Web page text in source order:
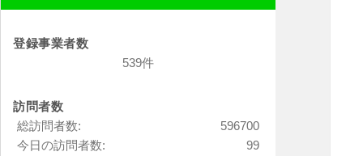
登録事業者数
539件
訪問者数
596700
総訪問者数:
99
今日の訪問者数: